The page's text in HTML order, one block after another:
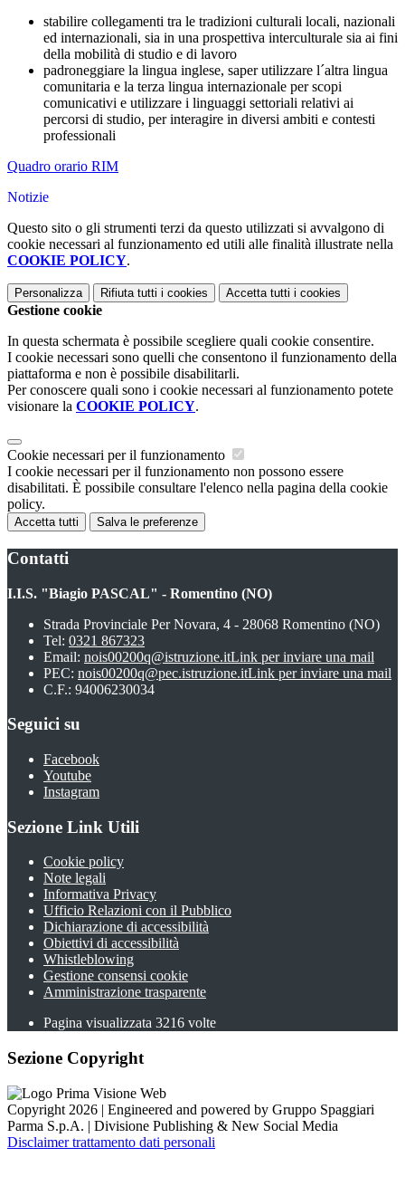
stabilire collegamenti tra le tradizioni culturali locali, nazionali
ed internazionali, sia in una prospettiva interculturale sia ai fini
della mobilità di studio e di lavoro
padroneggiare la lingua inglese, saper utilizzare l´altra lingua
comunitaria e la terza lingua internazionale per scopi
comunicativi e utilizzare i linguaggi settoriali relativi ai
percorsi di studio, per interagire in diversi ambiti e contesti
professionali
Quadro orario RIM
Notizie
Questo sito o gli strumenti terzi da questo utilizzati si avvalgono di
cookie necessari al funzionamento ed utili alle finalità illustrate nella
COOKIE POLICY.
Personalizza Rifiuta tutti i cookies Accetta tutti i cookies
Gestione cookie
In questa schermata è possibile scegliere quali cookie consentire.
I cookie necessari sono quelli che consentono il funzionamento della
piattaforma e non è possibile disabilitarli.
Per conoscere quali sono i cookie necessari al funzionamento potete
visionare la COOKIE POLICY.
Cookie necessari per il funzionamento
I cookie necessari per il funzionamento non possono essere
disabilitati. È possibile consultare l'elenco nella pagina della cookie
policy.
Accetta tutti Salva le preferenze
Contatti
I.I.S. "Biagio PASCAL" - Romentino (NO)
Strada Provinciale Per Novara, 4 - 28068 Romentino (NO)
Tel: 0321 867323
Email: nois00200q@istruzione.itLink per inviare una mail
PEC: nois00200q@pec.istruzione.itLink per inviare una mail
C.F.: 94006230034
Seguici su
Facebook
Youtube
Instagram
Sezione Link Utili
Cookie policy
Note legali
Informativa Privacy
Ufficio Relazioni con il Pubblico
Dichiarazione di accessibilità
Obiettivi di accessibilità
Whistleblowing
Gestione consensi cookie
Amministrazione trasparente
Pagina visualizzata 3216 volte
Sezione Copyright
Copyright 2026 | Engineered and powered by Gruppo Spaggiari
Parma S.p.A. | Divisione Publishing & New Social Media
Disclaimer trattamento dati personali